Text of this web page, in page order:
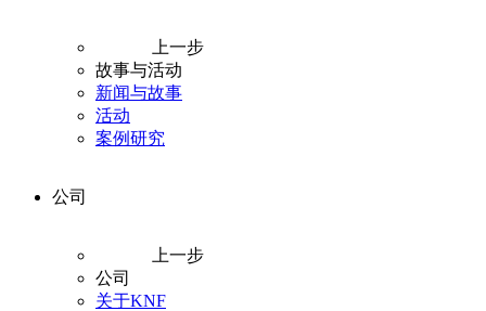
上一步
故事与活动
新闻与故事
活动
案例研究
公司
上一步
公司
关于KNF